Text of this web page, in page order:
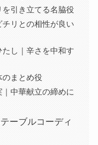
引き立てる名脇役
リとの相性が良い
し｜辛さを中和す
まとめ役
中華献立の締めに
ーブルコーディ